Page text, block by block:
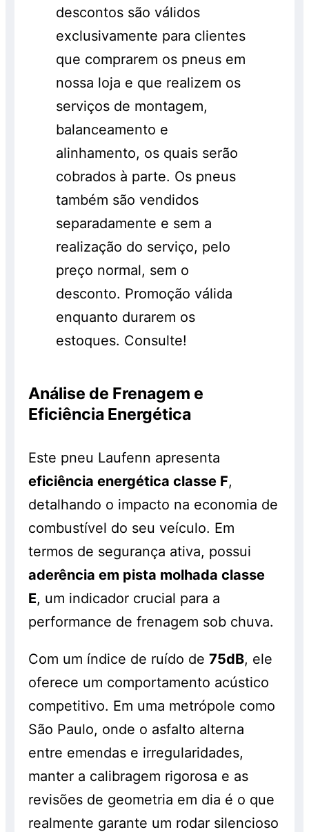
descontos são válidos
exclusivamente para clientes
que comprarem os pneus em
nossa loja e que realizem os
serviços de montagem,
balanceamento e
alinhamento, os quais serão
cobrados à parte. Os pneus
também são vendidos
separadamente e sem a
realização do serviço, pelo
preço normal, sem o
desconto. Promoção válida
enquanto durarem os
estoques. Consulte!
Análise de Frenagem e
Eficiência Energética
Este pneu Laufenn apresenta
eficiência energética classe F,
detalhando o impacto na economia de
combustível do seu veículo. Em
termos de segurança ativa, possui
aderência em pista molhada classe
E, um indicador crucial para a
performance de frenagem sob chuva.
Com um índice de ruído de75dB, ele
oferece um comportamento acústico
competitivo. Em uma metrópole como
São Paulo, onde o asfalto alterna
entre emendas e irregularidades,
manter a calibragem rigorosa e as
revisões de geometria em dia é o que
realmente garante um rodar silencioso